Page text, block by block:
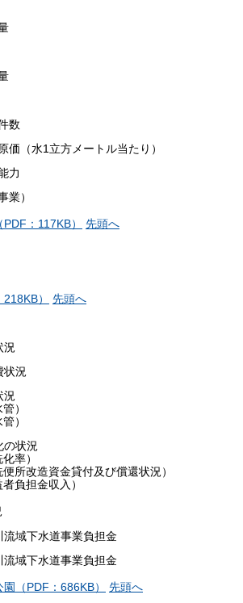
数
価（水1立方メートル当たり）
力
業）
：117KB）
先頭へ
）
先頭へ
況
状況
）
造資金貸付及び償還状況）
金収入）
下水道事業負担金
下水道事業負担金
（PDF：686KB）
先頭へ